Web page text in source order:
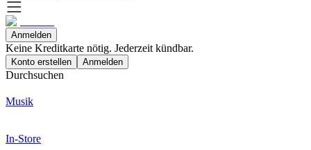
Anmelden
Keine Kreditkarte nötig. Jederzeit kündbar.
Konto erstellen Anmelden
Durchsuchen
Musik
In-Store